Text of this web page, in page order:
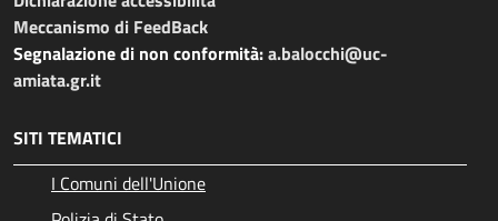
Meccanismo di FeedBack
Segnalazione di non conformità:a.balocchi@uc-
amiata.gr.it
SITI TEMATICI
I Comuni dell'Unione